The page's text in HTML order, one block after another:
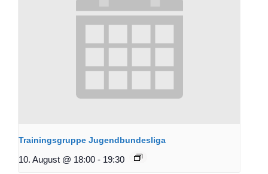
Trainingsgruppe Jugendbundesliga
10. August @ 18:00 - 19:30